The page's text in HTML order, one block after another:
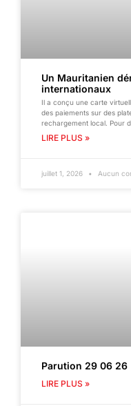
Un Mauritanien
internationaux
Il a conçu une carte
des paiements sur des
rechargement local. Pour
LIRE PLUS »
juillet 1, 2026 Aucun
Parution 29 06 26
LIRE PLUS »